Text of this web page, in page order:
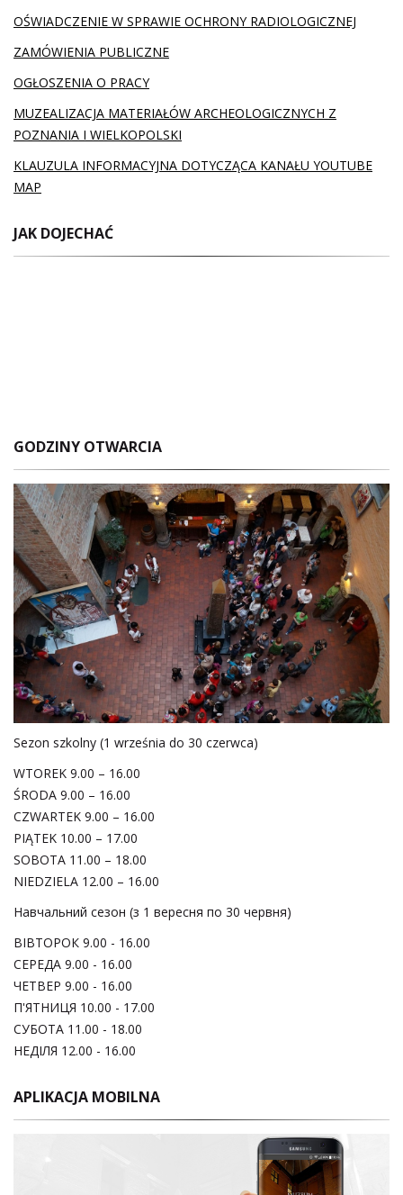
OŚWIADCZENIE W SPRAWIE OCHRONY RADIOLOGICZNEJ
ZAMÓWIENIA PUBLICZNE
OGŁOSZENIA O PRACY
MUZEALIZACJA MATERIAŁÓW ARCHEOLOGICZNYCH Z
POZNANIA I WIELKOPOLSKI
KLAUZULA INFORMACYJNA DOTYCZĄCA KANAŁU YOUTUBE
MAP
JAK DOJECHAĆ
GODZINY OTWARCIA
Sezon szkolny (1 września do 30 czerwca)
WTOREK 9.00 – 16.00
ŚRODA 9.00 – 16.00
CZWARTEK 9.00 – 16.00
PIĄTEK 10.00 – 17.00
SOBOTA 11.00 – 18.00
NIEDZIELA 12.00 – 16.00
Навчальний сезон (з 1 вересня по 30 червня)
ВІВТОРОК 9.00 - 16.00
СЕРЕДА 9.00 - 16.00
ЧЕТВЕР 9.00 - 16.00
П'ЯТНИЦЯ 10.00 - 17.00
СУБОТА 11.00 - 18.00
НЕДІЛЯ 12.00 - 16.00
APLIKACJA MOBILNA